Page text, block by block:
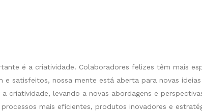
é a criatividade. Colaboradores felizes têm mais
e satisfeitos, nossa mente está aberta para novas
criatividade, levando a novas abordagens e
mais eficientes, produtos inovadores e